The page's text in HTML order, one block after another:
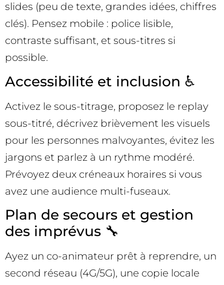
slides (peu de texte, grandes idées, chiffres
clés). Pensez mobile : police lisible,
contraste suffisant, et sous-titres si
possible.
Accessibilité et inclusion ♿
Activez le sous-titrage, proposez le replay
sous-titré, décrivez brièvement les visuels
pour les personnes malvoyantes, évitez les
jargons et parlez à un rythme modéré.
Prévoyez deux créneaux horaires si vous
avez une audience multi-fuseaux.
Plan de secours et gestion
des imprévus 🔧
Ayez un co-animateur prêt à reprendre, un
second réseau (4G/5G), une copie locale